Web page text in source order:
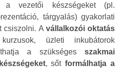
a vezetői készségeket (pl.
tárgyalás) gyakorlati
csiszolni. A vállalkozói oktatás
üzleti inkubátorok
a szükséges szakmai
készségeket, sőtformálhatja a